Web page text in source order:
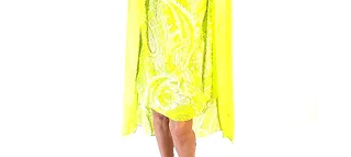
Is a company dedicated to the design and
preparation of High Fashion and Pret à
Porte costumes for ladies.